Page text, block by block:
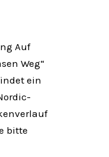
Auf
Weg“
ein
bitte